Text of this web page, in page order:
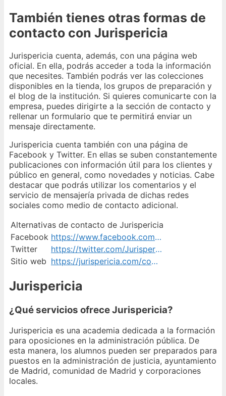
También tienes otras formas de
contacto con Jurispericia
Jurispericia cuenta, además, con una página web
oficial. En ella, podrás acceder a toda la información
que necesites. También podrás ver las colecciones
disponibles en la tienda, los grupos de preparación y
el blog de la institución. Si quieres comunicarte con la
empresa, puedes dirigirte a la sección de contacto y
rellenar un formulario que te permitirá enviar un
mensaje directamente.
Jurispericia cuenta también con una página de
Facebook y Twitter. En ellas se suben constantemente
publicaciones con información útil para los clientes y
público en general, como novedades y noticias. Cabe
destacar que podrás utilizar los comentarios y el
servicio de mensajería privada de dichas redes
sociales como medio de contacto adicional.
Alternativas de contacto de Jurispericia
Facebook
https://www.facebook.com/Jurispericia/
Twitter
https://twitter.com/JurispericiaMAD
Sitio web
https://jurispericia.com/contacto/
Jurispericia
¿Qué servicios ofrece Jurispericia?
Jurispericia es una academia dedicada a la formación
para oposiciones en la administración pública. De
esta manera, los alumnos pueden ser preparados para
puestos en la administración de justicia, ayuntamiento
de Madrid, comunidad de Madrid y corporaciones
locales.